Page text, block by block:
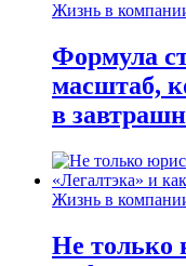
Жизнь в
Формула
масштаб,
в
Жизнь в
Не только